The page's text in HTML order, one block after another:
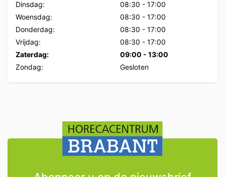
Dinsdag:
08:30 - 17:00
Woensdag:
08:30 - 17:00
Donderdag:
08:30 - 17:00
Vrijdag:
08:30 - 17:00
Zaterdag:
09:00 - 13:00
Zondag:
Gesloten